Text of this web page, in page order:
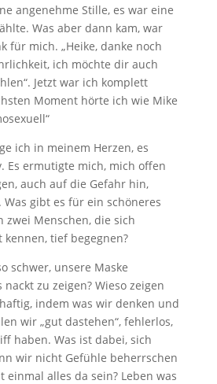
angenehme Stille, es war eine
Was aber dann kam, war
für mich. „Heike, danke noch
ich möchte dir auch
Jetzt war ich komplett
Moment hörte ich wie Mike
ich in meinem Herzen, es
Es ermutigte mich, mich offen
auch auf die Gefahr hin,
gibt es für ein schöneres
zwei Menschen, die sich
tief begegnen?
schwer, unsere Maske
zu zeigen? Wieso zeigen
indem was wir denken und
wir „gut dastehen“, fehlerlos,
haben. Was ist dabei, sich
wir nicht Gefühle beherrschen
einmal alles da sein? Leben was